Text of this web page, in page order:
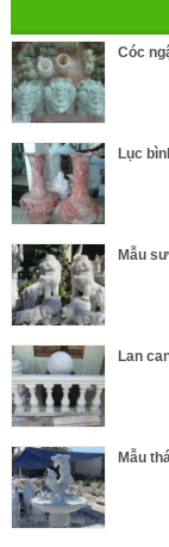
Cóc
Lục
Mẫu
Lan
Mẫu